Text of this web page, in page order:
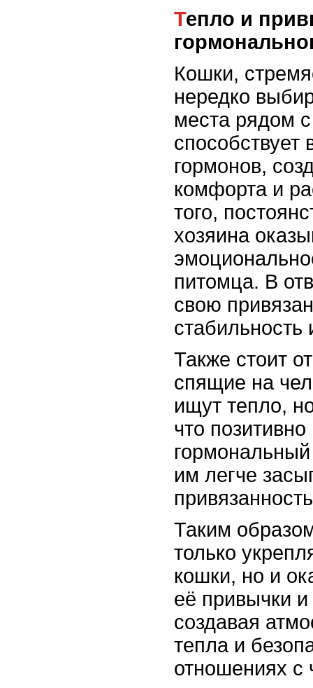
Тепло и привычки как фактор
Кошки,
нередко
места рядом
способствует
гормонов,
комфорта и
того,
хозяина
питомца. В
свою
стабильность
Также стоит
спящие на
ищут тепло,
что
им легче
Таким
только
кошки, но и
её привычки
создавая
тепла и
отношениях с